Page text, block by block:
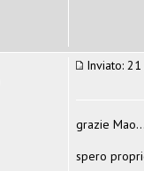
Inviato:
grazie Mao...
spero